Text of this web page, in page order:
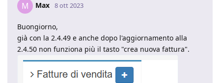
M Max 8 ott 2023
Buongiorno,
già con la 2.4.49 e anche dopo l'aggiornamento alla
2.4.50 non funziona più il tasto "crea nuova fattura".